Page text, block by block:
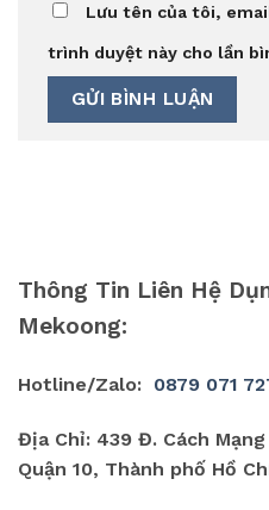
Lưu tên của tôi,
trình duyệt này cho lần
Thông Tin Liên Hệ
Mekoong:
Hotline/Zalo: 0879 071
Địa Chỉ: 439 Đ. Cách
Quận 10, Thành phố Hồ